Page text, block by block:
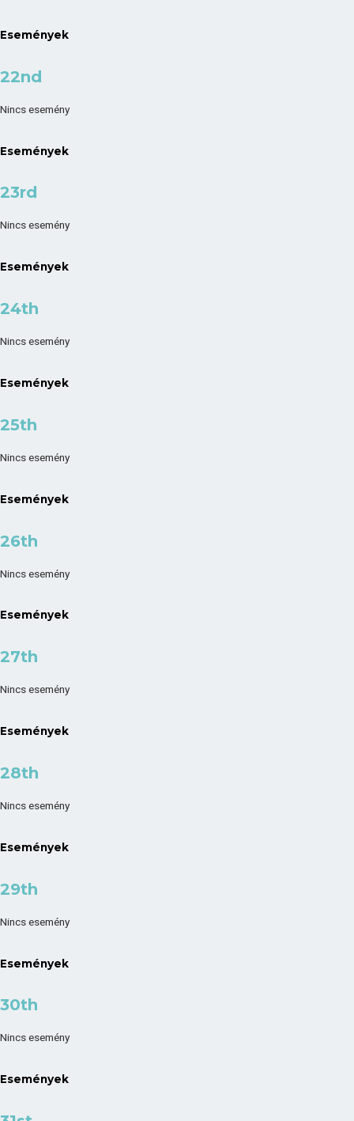
Események
22nd
Nincs esemény
Események
23rd
Nincs esemény
Események
24th
Nincs esemény
Események
25th
Nincs esemény
Események
26th
Nincs esemény
Események
27th
Nincs esemény
Események
28th
Nincs esemény
Események
29th
Nincs esemény
Események
30th
Nincs esemény
Események